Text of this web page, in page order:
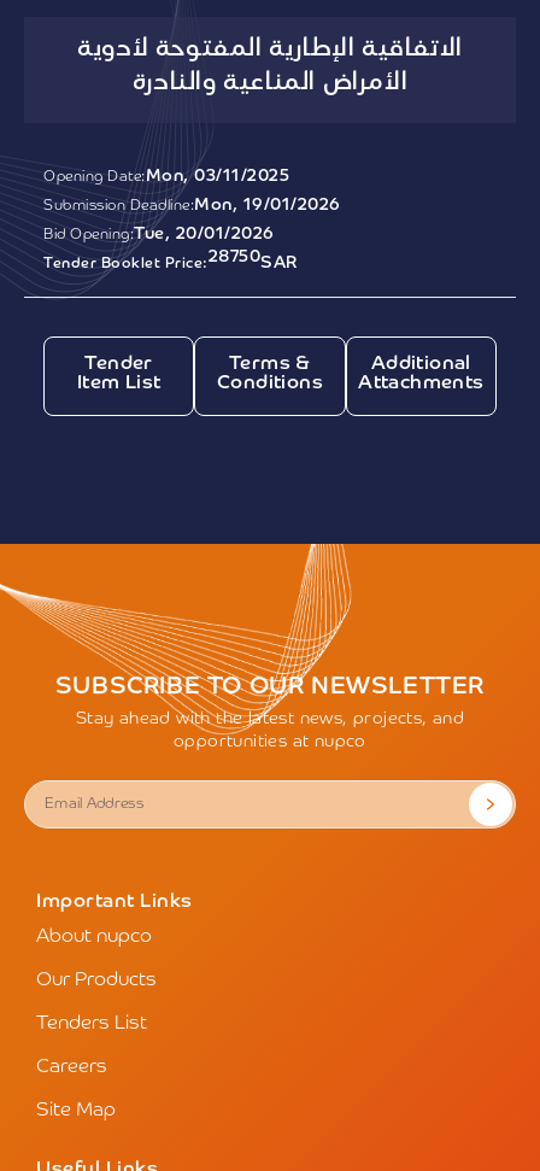
الاتفاقية الإطارية المفتوحة لأدوية
الأمراض المناعية والنادرة
Opening Date:Mon, 03/11/2025
Submission Deadline:Mon, 19/01/2026
Bid Opening:Tue, 20/01/2026
Tender Booklet Price:28750SAR
Tender
Item List
Terms &
Conditions
Additional
Attachments
SUBSCRIBE TO OUR NEWSLETTER
Stay ahead with the latest news, projects, and
opportunities at nupco
Important Links
About nupco
Our Products
Tenders List
Careers
Site Map